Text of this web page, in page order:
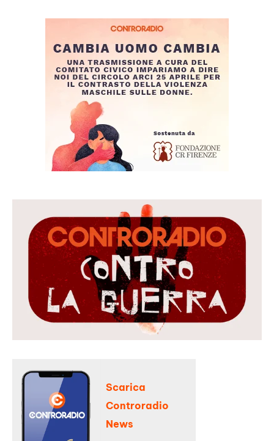
Scarica
Controradio
News